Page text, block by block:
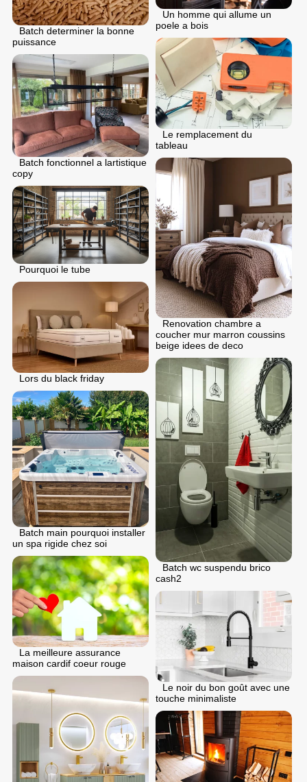
Batch determiner la bonne
puissance
Un homme qui allume un
poele a bois
Le remplacement du
tableau
Batch fonctionnel a lartistique
copy
Renovation chambre a
coucher mur marron coussins
beige idees de deco
Pourquoi le tube
Lors du black friday
Batch wc suspendu brico
cash2
Batch main pourquoi installer
un spa rigide chez soi
La meilleure assurance
maison cardif coeur rouge
Le noir du bon goût avec une
touche minimaliste